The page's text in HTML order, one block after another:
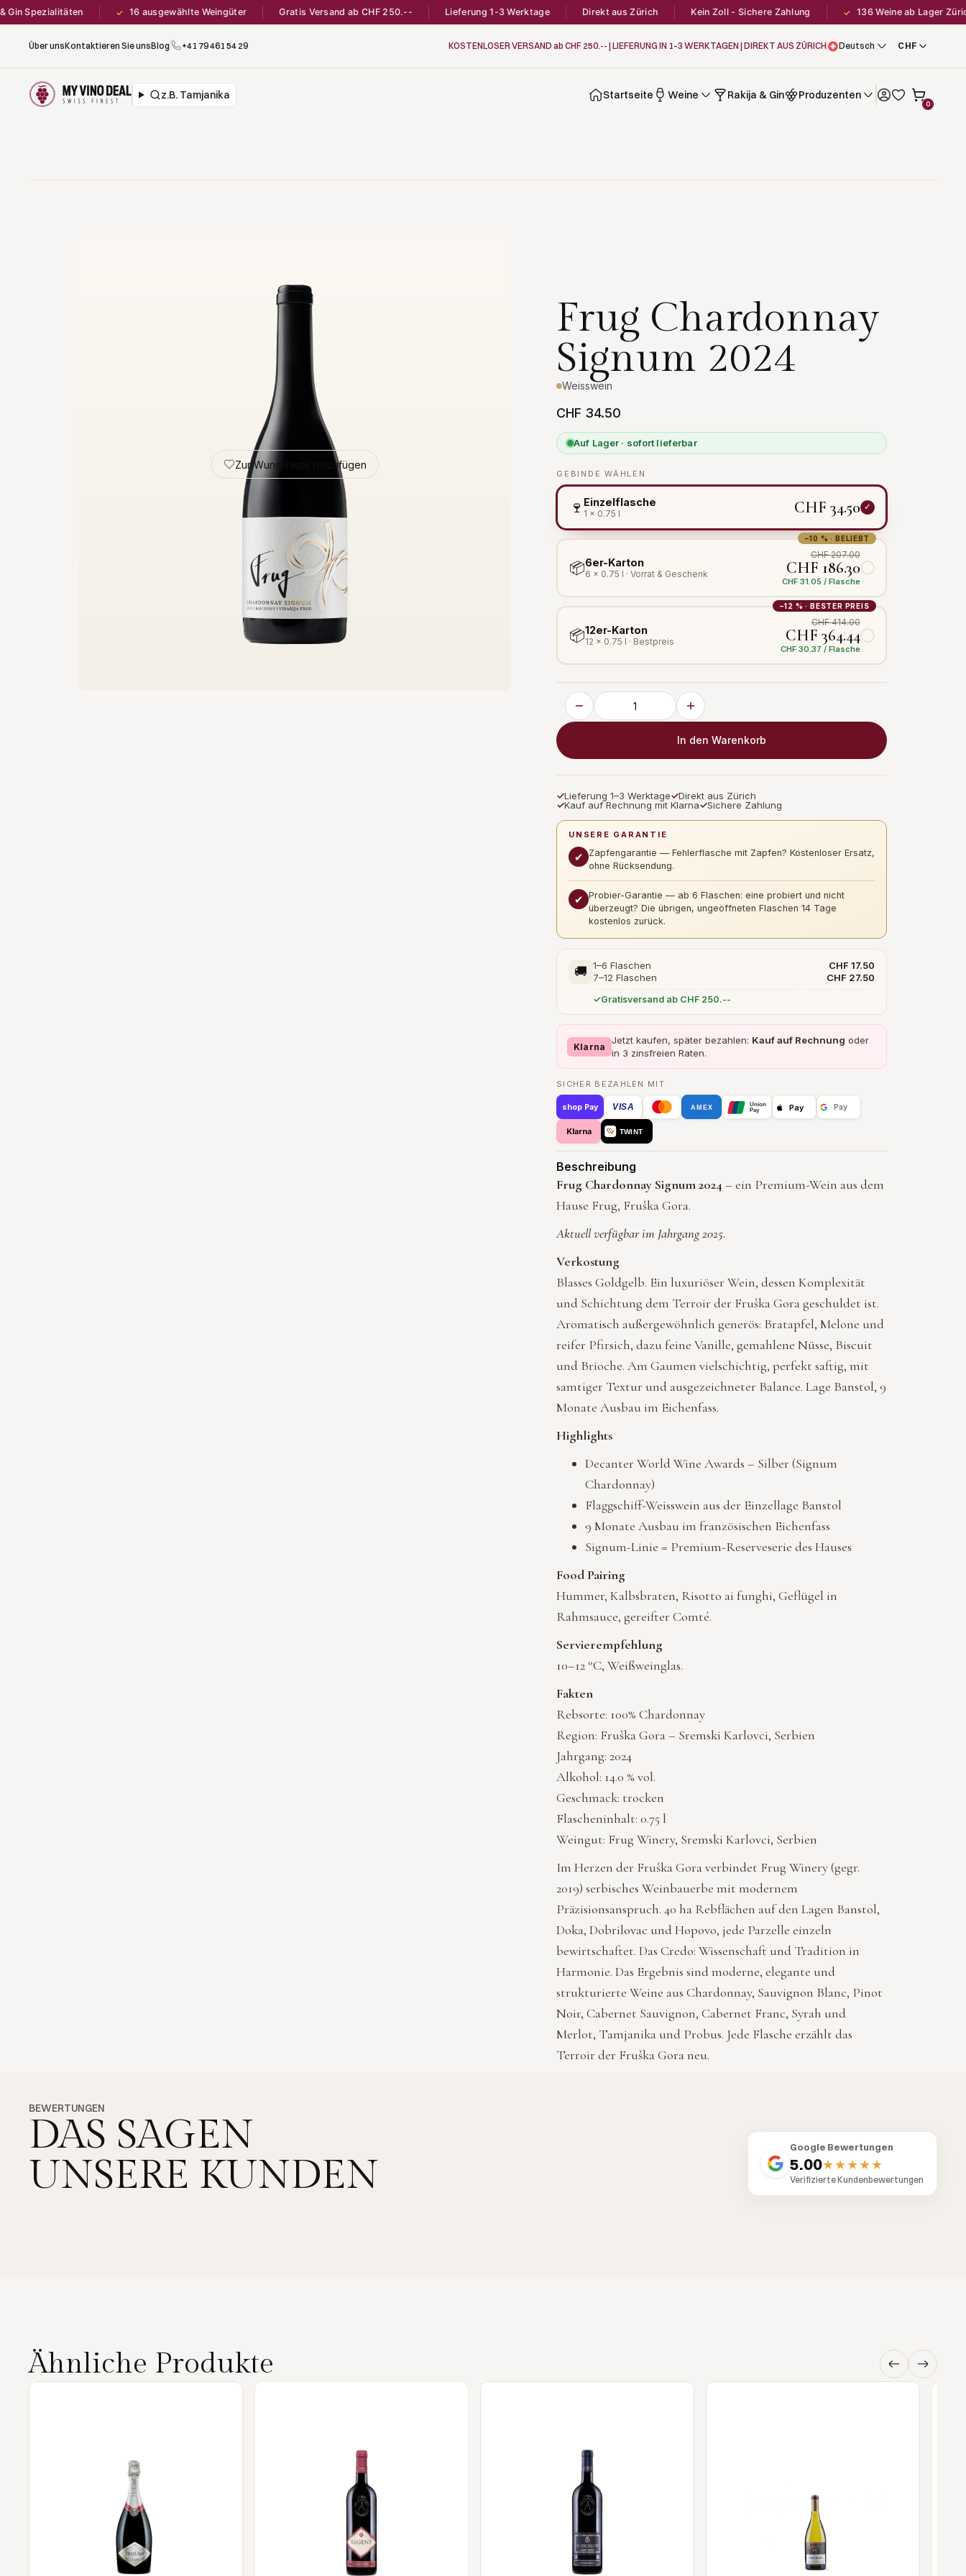
16 ausgewählte Weingüter Gratis Versand ab CHF 250.-- Lieferung 1-3 Werktage Direkt aus Zürich Kein Zoll - Sichere Zahlung 136 Weine ab Lager Zürich
Über unsKontaktieren Sie unsBlog +41 79 461 54 29 KOSTENLOSER VERSAND ab CHF 250.-- | LIEFERUNG IN 1–3 WERKTAGEN | DIREKT AUS ZÜRICH Deutsch
z.B. Ivanović Startseite Weine Rakija & Gin Produzenten
0
Zur Wunschliste hinzufügen
Frug Chardonnay
Signum 2024
Weisswein
CHF 34.50
Auf Lager · sofort lieferbar
GEBINDE WÄHLEN
🍷 Einzelflasche
1 × 0.75 l CHF 34.50
−10 % · BELIEBT
📦6er-Karton
6 × 0.75 l · Vorrat & Geschenk
CHF 207.00
CHF 186.30
CHF 31.05 / Flasche
−12 % · BESTER PREIS
📦12er-Karton
12 × 0.75 l · Bestpreis
CHF 414.00
CHF 364.44
CHF 30.37 / Flasche
In den Warenkorb
✓Lieferung 1–3 Werktage✓Direkt aus Zürich
✓Kauf auf Rechnung mit Klarna✓Sichere Zahlung
UNSERE GARANTIE
✔
Zapfengarantie — Fehlerflasche mit Zapfen? Kostenloser Ersatz,
ohne Rücksendung.
✔ Probier-Garantie — ab 6 Flaschen: eine probiert und nicht
überzeugt? Die übrigen, ungeöffneten Flaschen 14 Tage
kostenlos zurück.
🚚 1–6 Flaschen
CHF 17.50
7–12 Flaschen
CHF 27.50
Gratisversand ab CHF 250.--
Klarna
Jetzt kaufen, später bezahlen: Kauf auf Rechnung oder
in 3 zinsfreien Raten.
SICHER BEZAHLEN MIT
shop Pay VISA AMEX
Union
Pay
Pay Pay
Klarna TWINT
Beschreibung
Frug Chardonnay Signum 2024– ein Premium-Wein aus dem
Hause Frug, Fruška Gora.
Aktuell verfügbar im Jahrgang 2025.
Verkostung
Blasses Goldgelb. Ein luxuriöser Wein, dessen Komplexität
und Schichtung dem Terroir der Fruška Gora geschuldet ist.
Aromatisch außergewöhnlich generös: Bratapfel, Melone und
reifer Pfirsich, dazu feine Vanille, gemahlene Nüsse, Biscuit
und Brioche. Am Gaumen vielschichtig, perfekt saftig, mit
samtiger Textur und ausgezeichneter Balance. Lage Banstol, 9
Monate Ausbau im Eichenfass.
Highlights
Decanter World Wine Awards – Silber (Signum
Chardonnay)
Flaggschiff-Weisswein aus der Einzellage Banstol
9 Monate Ausbau im französischen Eichenfass
Signum-Linie = Premium-Reserveserie des Hauses
Food Pairing
Hummer, Kalbsbraten, Risotto ai funghi, Geflügel in
Rahmsauce, gereifter Comté.
Servierempfehlung
10–12 °C, Weißweinglas.
Fakten
Rebsorte: 100% Chardonnay
Region: Fruška Gora – Sremski Karlovci, Serbien
Jahrgang: 2024
Alkohol: 14.0 % vol.
Geschmack: trocken
Flascheninhalt: 0.75 l
Weingut: Frug Winery, Sremski Karlovci, Serbien
Im Herzen der Fruška Gora verbindet Frug Winery (gegr.
2019) serbisches Weinbauerbe mit modernem
Präzisionsanspruch. 40 ha Rebflächen auf den Lagen Banstol,
Doka, Dobrilovac und Hopovo, jede Parzelle einzeln
bewirtschaftet. Das Credo: Wissenschaft und Tradition in
Harmonie. Das Ergebnis sind moderne, elegante und
strukturierte Weine aus Chardonnay, Sauvignon Blanc, Pinot
Noir, Cabernet Sauvignon, Cabernet Franc, Syrah und
Merlot, Tamjanika und Probus. Jede Flasche erzählt das
Terroir der Fruška Gora neu.
BEWERTUNGEN
DAS SAGEN
UNSERE KUNDEN
Google Bewertungen
5.00★★★★★
Verifizierte Kundenbewertungen
Ähnliche Produkte